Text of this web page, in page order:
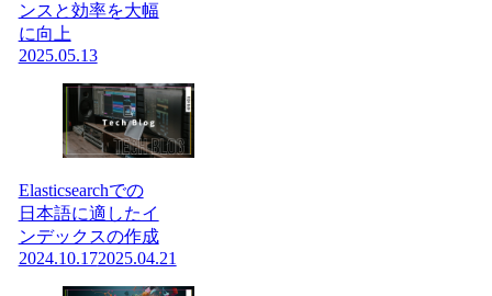
ンスと効率を大幅
に向上
2025.05.13
Elasticsearchでの
日本語に適したイ
ンデックスの作成
2024.10.172025.04.21